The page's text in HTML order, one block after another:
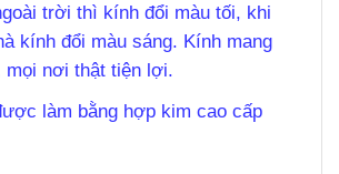
trời thì kính đổi màu tối, khi
kính đổi màu sáng. Kính mang
nơi thật tiện lợi.
làm bằng hợp kim cao cấp